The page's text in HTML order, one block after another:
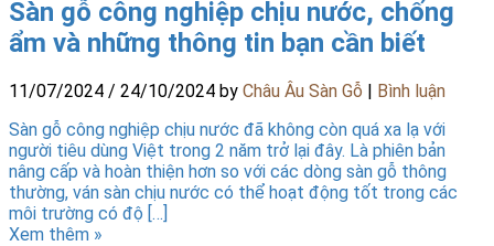
Sàn gỗ công nghiệp chịu nước, chống
ẩm và những thông tin bạn cần biết
11/07/2024 / 24/10/2024 by Châu Âu Sàn Gỗ | Bình luận
Sàn gỗ công nghiệp chịu nước đã không còn quá xa lạ với
người tiêu dùng Việt trong 2 năm trở lại đây. Là phiên bản
nâng cấp và hoàn thiện hơn so với các dòng sàn gỗ thông
thường, ván sàn chịu nước có thể hoạt động tốt trong các
môi trường có độ […]
Xem thêm »